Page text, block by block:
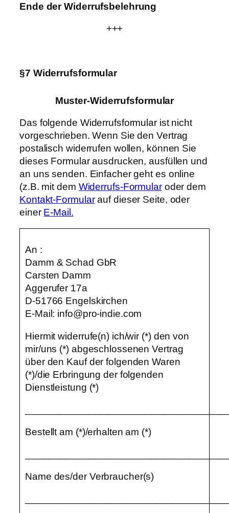
Ende der Widerrufsbelehrung
+++
§7 Widerrufsformular
Muster-Widerrufsformular
Das folgende Widerrufsformular ist nicht
vorgeschrieben. Wenn Sie den Vertrag
postalisch widerrufen wollen, können Sie
dieses Formular ausdrucken, ausfüllen und
an uns senden. Einfacher geht es online
(z.B. mit dem Widerrufs-Formularoder dem
Kontakt-Formularauf dieser Seite, oder
einer E-Mail.
An :
Damm & Schad GbR
Carsten Damm
Aggerufer 17a
D-51766 Engelskirchen
E-Mail: info@pro-indie.com
Hiermit widerrufe(n) ich/wir (*) den von
mir/uns (*) abgeschlossenen Vertrag
über den Kauf der folgenden Waren
(*)/die Erbringung der folgenden
Dienstleistung (*)
Bestellt am (*)/erhalten am (*)
Name des/der Verbraucher(s)